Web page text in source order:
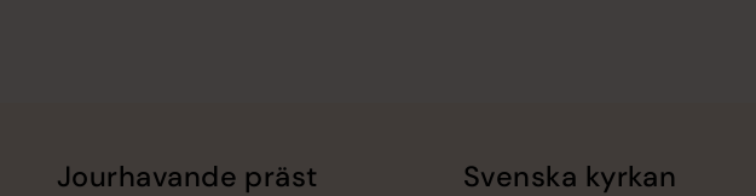
Jourhavande präst Svenska kyrkan